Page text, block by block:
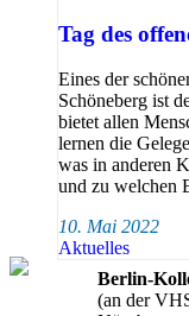
Tag des
Eines der
Schöneberg ist
bietet allen
lernen die
was in anderen
und zu welchen
10. Mai 2022
Aktuelles
Berlin-
(an der